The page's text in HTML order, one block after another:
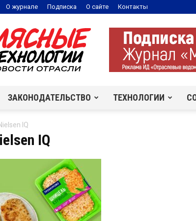
О журнале Подписка О сайте Контакты
Мясные
технологии
|
Новости
отрасли
ЗАКОНОДАТЕЛЬСТВО ТЕХНОЛОГИИ
IQ
IQ